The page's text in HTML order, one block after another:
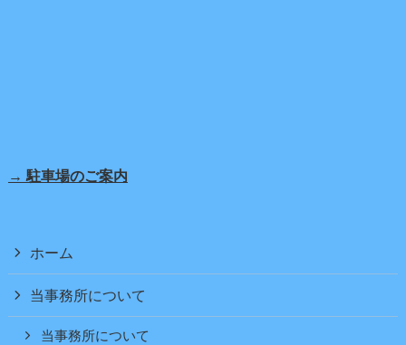
→ 駐車場のご案内
ホーム
当事務所について
当事務所について